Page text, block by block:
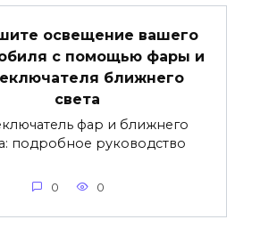
освещение вашего
с помощью фары и
ближнего
света
фар и ближнего
подробное руководство
0 0